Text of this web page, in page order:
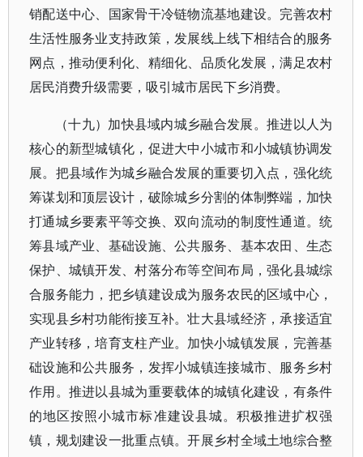
销配送中心、国家骨干冷链物流基地建设。完善农村
生活性服务业支持政策，发展线上线下相结合的服务
网点，推动便利化、精细化、品质化发展，满足农村
居民消费升级需要，吸引城市居民下乡消费。
（十九）加快县域内城乡融合发展。推进以人为
核心的新型城镇化，促进大中小城市和小城镇协调发
展。把县域作为城乡融合发展的重要切入点，强化统
筹谋划和顶层设计，破除城乡分割的体制弊端，加快
打通城乡要素平等交换、双向流动的制度性通道。统
筹县域产业、基础设施、公共服务、基本农田、生态
保护、城镇开发、村落分布等空间布局，强化县城综
合服务能力，把乡镇建设成为服务农民的区域中心，
实现县乡村功能衔接互补。壮大县域经济，承接适宜
产业转移，培育支柱产业。加快小城镇发展，完善基
础设施和公共服务，发挥小城镇连接城市、服务乡村
作用。推进以县城为重要载体的城镇化建设，有条件
的地区按照小城市标准建设县城。积极推进扩权强
镇，规划建设一批重点镇。开展乡村全域土地综合整